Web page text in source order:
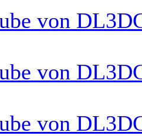
von
von
von